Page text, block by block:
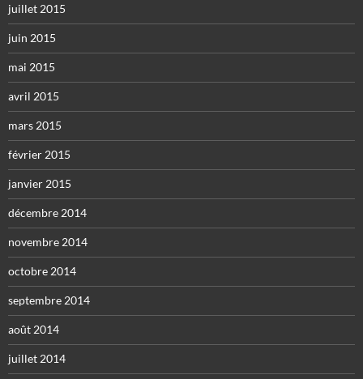
juillet 2015
juin 2015
mai 2015
avril 2015
mars 2015
février 2015
janvier 2015
décembre 2014
novembre 2014
octobre 2014
septembre 2014
août 2014
juillet 2014